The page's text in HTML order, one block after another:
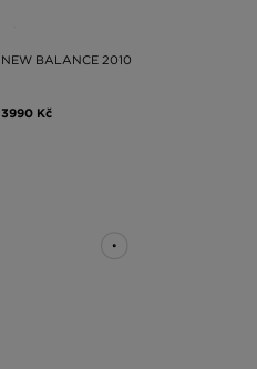
NEW BALANCE 2010
3990 Kč